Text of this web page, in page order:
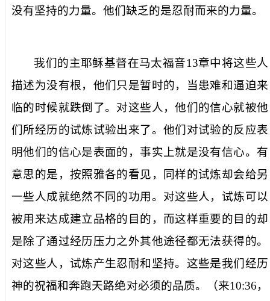
没有坚持的力量。他们缺乏的是忍耐而来的力量。
我们的主耶稣基督在马太福音13章中将这些人
描述为没有根，他们只是暂时的，当患难和逼迫来
临的时候就跌倒了。对这些人，他们的信心就被他
们所经历的试炼试验出来了。他们对试验的反应表
明他们的信心是表面的，事实上就是没有信心。有
意思的是，按照雅各的看见，同样的试炼却会给另
一些人成就绝然不同的功用。对这些人，试炼可以
被用来达成建立品格的目的，而这样重要的目的却
是除了通过经历压力之外其他途径都无法获得的。
对这些人，试炼产生忍耐和坚持。这些是我们经历
神的祝福和奔跑天路绝对必须的品质。（来10:36，